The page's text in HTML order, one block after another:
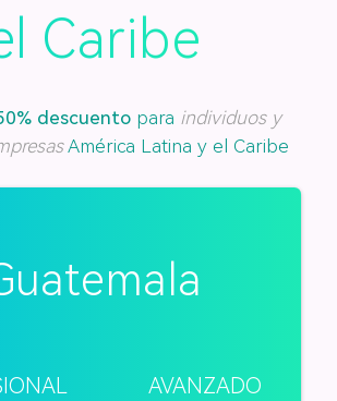
Caribe
descuento para individuos y
América Latina y el Caribe
AVANZADO